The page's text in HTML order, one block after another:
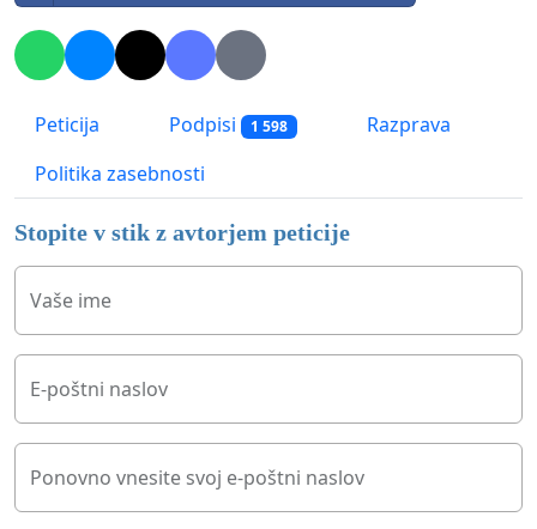
Peticija Podpisi 1 598
Razprava
Politika zasebnosti
Stopite v stik z avtorjem peticije
Vaše ime
E-poštni naslov
Ponovno vnesite svoj e-poštni naslov